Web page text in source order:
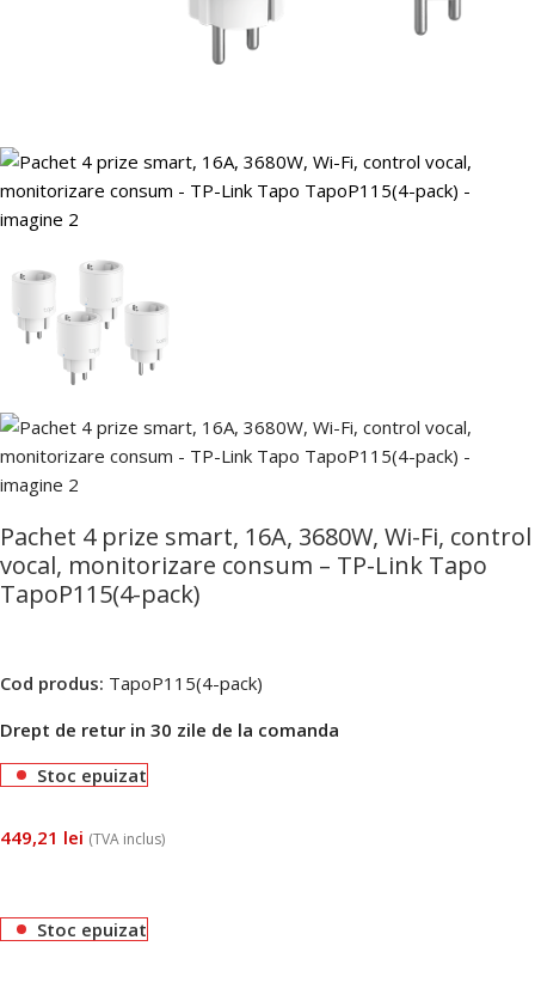
Pachet 4 prize smart, 16A, 3680W, Wi-Fi, control
vocal, monitorizare consum – TP-Link Tapo
TapoP115(4-pack)
Cod produs: TapoP115(4-pack)
Drept de retur in 30 zile de la comanda
Stoc epuizat
449,21 lei (TVA inclus)
Stoc epuizat